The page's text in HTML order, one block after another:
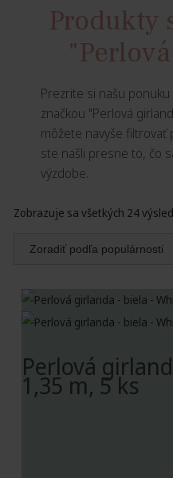
Produkty
Prezrite si našu
značkou "Perlová
môžete navyše filtrovať
ste našli presne to, čo
výzdobe.
Zobrazuje sa všetkých 24
Perlová
1,35 m, 5 ks